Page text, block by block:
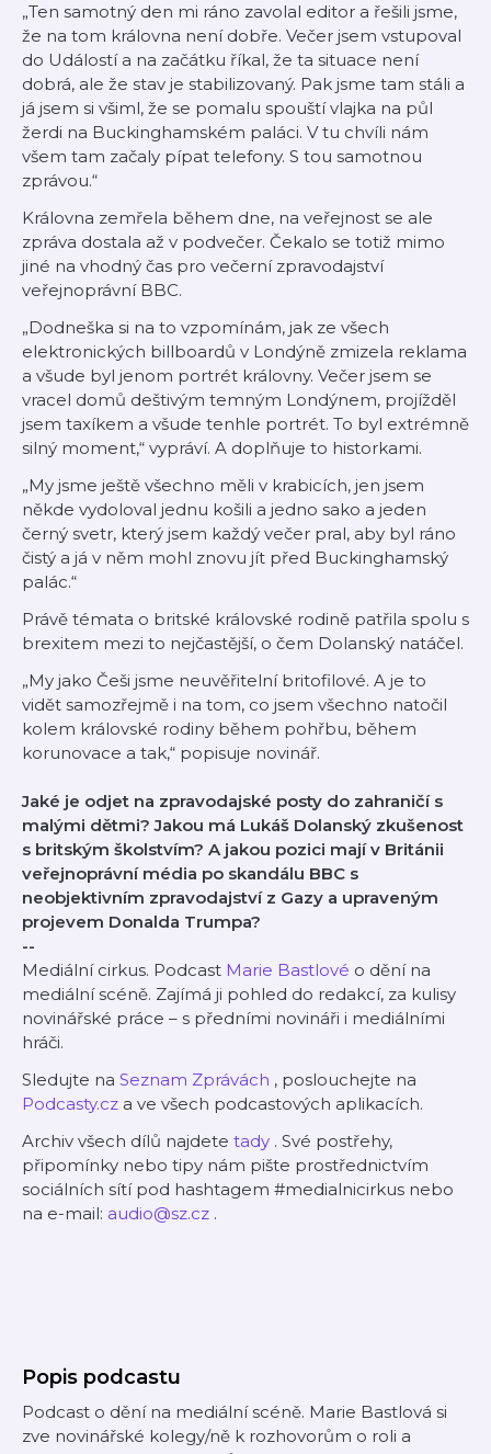
„Ten samotný den mi ráno zavolal editor a řešili jsme,
že na tom královna není dobře. Večer jsem vstupoval
do Událostí a na začátku říkal, že ta situace není
dobrá, ale že stav je stabilizovaný. Pak jsme tam stáli a
já jsem si všiml, že se pomalu spouští vlajka na půl
žerdi na Buckinghamském paláci. V tu chvíli nám
všem tam začaly pípat telefony. S tou samotnou
zprávou.“
Královna zemřela během dne, na veřejnost se ale
zpráva dostala až v podvečer. Čekalo se totiž mimo
jiné na vhodný čas pro večerní zpravodajství
veřejnoprávní BBC.
„Dodneška si na to vzpomínám, jak ze všech
elektronických billboardů v Londýně zmizela reklama
a všude byl jenom portrét královny. Večer jsem se
vracel domů deštivým temným Londýnem, projížděl
jsem taxíkem a všude tenhle portrét. To byl extrémně
silný moment,“ vypráví. A doplňuje to historkami.
„My jsme ještě všechno měli v krabicích, jen jsem
někde vydoloval jednu košili a jedno sako a jeden
černý svetr, který jsem každý večer pral, aby byl ráno
čistý a já v něm mohl znovu jít před Buckinghamský
palác.“
Právě témata o britské královské rodině patřila spolu s
brexitem mezi to nejčastější, o čem Dolanský natáčel.
„My jako Češi jsme neuvěřitelní britofilové. A je to
vidět samozřejmě i na tom, co jsem všechno natočil
kolem královské rodiny během pohřbu, během
korunovace a tak,“ popisuje novinář.
Jaké je odjet na zpravodajské posty do zahraničí s
malými dětmi? Jakou má Lukáš Dolanský zkušenost
s britským školstvím? A jakou pozici mají v Británii
veřejnoprávní média po skandálu BBC s
neobjektivním zpravodajství z Gazy a upraveným
projevem Donalda Trumpa?
--
Mediální cirkus. Podcast Marie Bastlové o dění na
mediální scéně. Zajímá ji pohled do redakcí, za kulisy
novinářské práce – s předními novináři i mediálními
hráči.
Sledujte na Seznam Zprávách , poslouchejte na
Podcasty.cz a ve všech podcastových aplikacích.
Archiv všech dílů najdete tady . Své postřehy,
připomínky nebo tipy nám pište prostřednictvím
sociálních sítí pod hashtagem #medialnicirkus nebo
na e-mail: audio@sz.cz .
Popis podcastu
Podcast o dění na mediální scéně. Marie Bastlová si
zve novinářské kolegy/ně k rozhovorům o roli a